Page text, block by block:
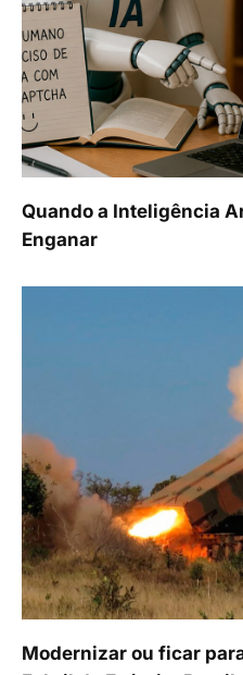
Quando a Inteligência
Enganar
Modernizar ou ficar